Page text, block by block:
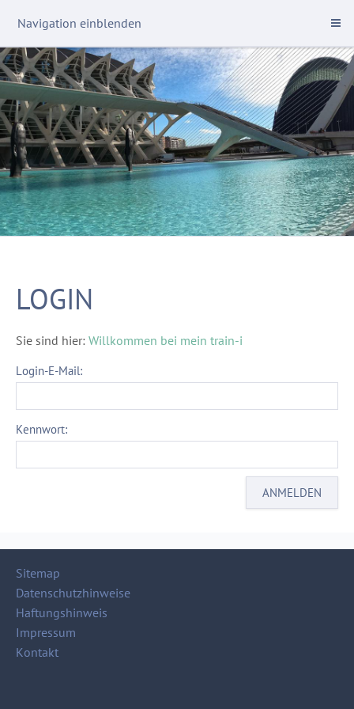
Navigation einblenden
LOGIN
Sie sind hier: Willkommen bei mein train-i
Login-E-Mail:
Kennwort:
Sitemap
Datenschutzhinweise
Haftungshinweis
Impressum
Kontakt